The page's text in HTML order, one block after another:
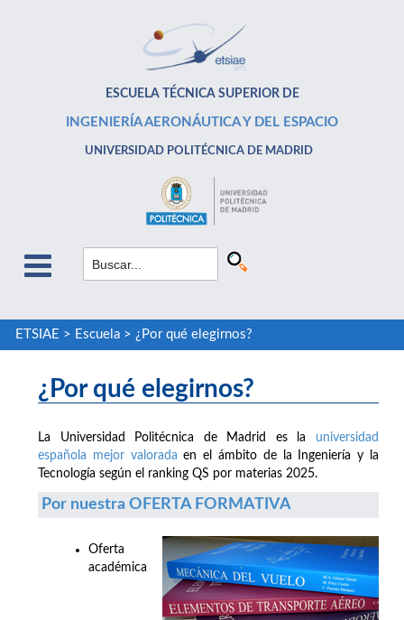
ESCUELA TÉCNICA SUPERIOR DE
INGENIERÍA AERONÁUTICA Y DEL ESPACIO
UNIVERSIDAD POLITÉCNICA DE MADRID
ETSIAE > Escuela> ¿Por qué elegirnos?
¿Por qué elegirnos?
La Universidad Politécnica de Madrid es la universidad
española mejor valorada en el ámbito de la Ingeniería y la
Tecnología según el ranking QS por materias 2025.
Por nuestra OFERTA FORMATIVA
Oferta
académica